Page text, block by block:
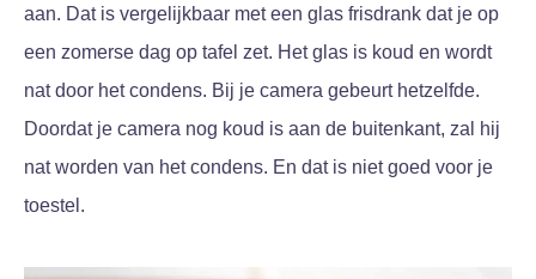
aan. Dat is vergelijkbaar met een glas frisdrank dat je op
een zomerse dag op tafel zet. Het glas is koud en wordt
nat door het condens. Bij je camera gebeurt hetzelfde.
Doordat je camera nog koud is aan de buitenkant, zal hij
nat worden van het condens. En dat is niet goed voor je
toestel.